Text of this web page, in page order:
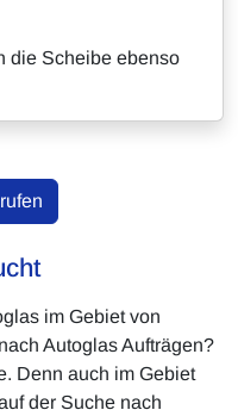
die Scheibe ebenso
im Gebiet von
Autoglas Aufträgen?
Denn auch im Gebiet
der Suche nach